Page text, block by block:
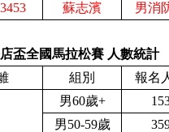
3453 蘇志濱 男消
盃全國馬拉松賽 人數統計
組別 報名
男60歲+
男50-59歲